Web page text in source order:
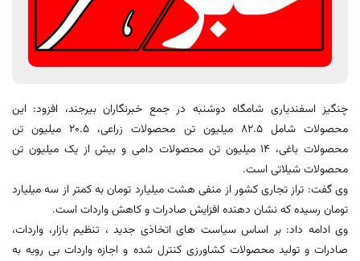
چنگیز اسفندیاری شامگاه دوشنبه در جمع خبرنگاران بیرجند، افزود: این
محصولات شامل 82.5 میلیون تن محصولات زراعی، 20.5 میلیون تن
محصولات باغی، 14 میلیون تن محصولات دامی و بیش از یک میلیون تن
محصولات شیلاتی است.
وی گفت: تراز تجاری کشور از منفی هشت میلیارد تومان به کمتر از سه میلیارد
تومان رسیده که نشان دهنده افزایش صادرات و کاهش واردات است.
وی ادامه داد: بر اساس سیاست های اتخاذی جدید ، تنظیم بازار، واردات،
صادرات و تولید محصولات کشاورزی کنترل شده و اجازه واردات بی رویه به